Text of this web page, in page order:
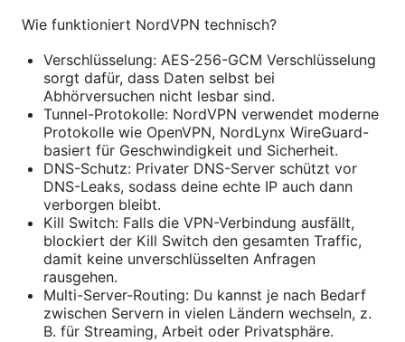
Wie funktioniert NordVPN technisch?
Verschlüsselung: AES-256-GCM Verschlüsselung
sorgt dafür, dass Daten selbst bei
Abhörversuchen nicht lesbar sind.
Tunnel-Protokolle: NordVPN verwendet moderne
Protokolle wie OpenVPN, NordLynx WireGuard-
basiert für Geschwindigkeit und Sicherheit.
DNS-Schutz: Privater DNS-Server schützt vor
DNS-Leaks, sodass deine echte IP auch dann
verborgen bleibt.
Kill Switch: Falls die VPN-Verbindung ausfällt,
blockiert der Kill Switch den gesamten Traffic,
damit keine unverschlüsselten Anfragen
rausgehen.
Multi-Server-Routing: Du kannst je nach Bedarf
zwischen Servern in vielen Ländern wechseln, z.
B. für Streaming, Arbeit oder Privatsphäre.